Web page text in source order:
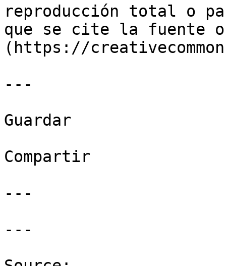
reproducción total o
que se cite la fuente
(https://
---
Guardar
Compartir
---
---